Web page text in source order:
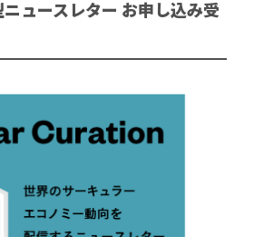
ュースレター お申し込み受